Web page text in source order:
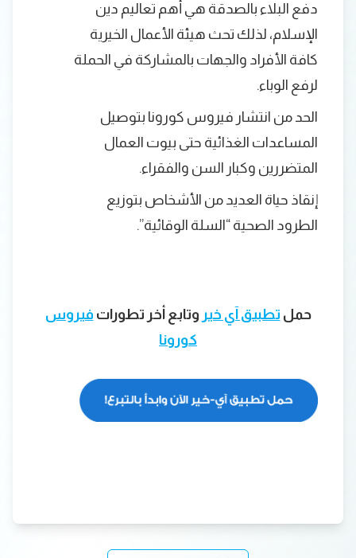
دفع البلاء بالصدقة هي أهم تعاليم دين
الإسلام، لذلك تحث هيئة الأعمال الخيرية
كافة الأفراد والجهات بالمشاركة في الحملة
لرفع الوباء.
الحد من انتشار فيروس كورونا بتوصيل
المساعدات الغذائية حتى بيوت العمال
المتضررين وكبار السن والفقراء.
إنقاذ حياة العديد من الأشخاص بتوزيع
الطرود الصحية “السلة الوقائية”.
حمل تطبيق آي خير وتابع أخر تطورات فيروس
كورونا